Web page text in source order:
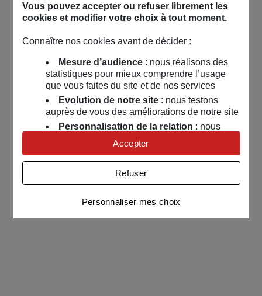
Vous pouvez accepter ou refuser librement les
cookies et modifier votre choix à tout moment.
Connaître nos cookies avant de décider :
Mesure d’audience: nous réalisons des
statistiques pour mieux comprendre l’usage
que vous faites du site et de nos services
Evolution de notre site: nous testons
auprès de vous des améliorations de notre site
Personnalisation de la relation : nous
nous servons de cookies pour adapter nos
contenus et personnaliser nos offres
Univers publicitaire: nous utilisons avec
nos partenaires des cookies pour afficher des
publicités personnalisées
Connaître notre politique cookies et la liste de nos
partenaires
Personnaliser mes choix
Refuser
Accepter